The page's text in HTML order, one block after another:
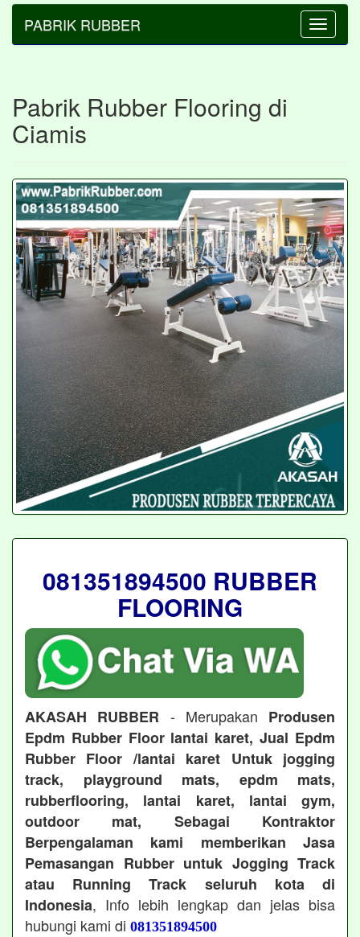
Toggle
PABRIK RUBBER
Pabrik Rubber Flooring di
Ciamis
081351894500 RUBBER
FLOORING
AKASAH RUBBER - Merupakan Produsen
Epdm Rubber Floor lantai karet, Jual Epdm
Rubber Floor /lantai karet Untuk jogging
track, playground mats, epdm mats,
rubberflooring, lantai karet, lantai gym,
outdoor mat, Sebagai Kontraktor
Berpengalaman kami memberikan Jasa
Pemasangan Rubber untuk Jogging Track
atau Running Track seluruh kota di
Indonesia, Info lebih lengkap dan jelas bisa
hubungi kami di 081351894500